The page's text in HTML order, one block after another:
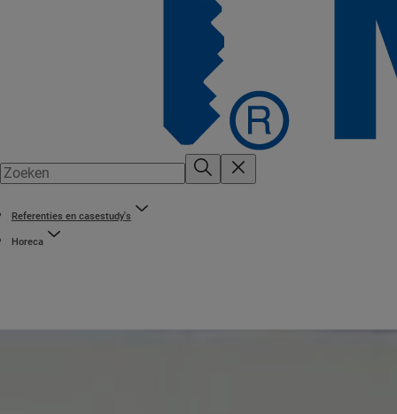
Referenties en casestudy's
Horeca